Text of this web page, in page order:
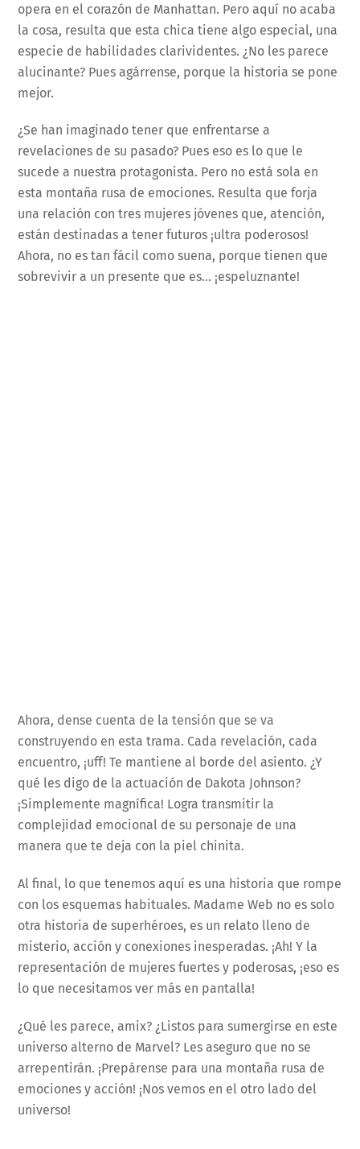
opera en el corazón de Manhattan. Pero aquí no acaba
la cosa, resulta que esta chica tiene algo especial, una
especie de habilidades clarividentes. ¿No les parece
alucinante? Pues agárrense, porque la historia se pone
mejor.
¿Se han imaginado tener que enfrentarse a
revelaciones de su pasado? Pues eso es lo que le
sucede a nuestra protagonista. Pero no está sola en
esta montaña rusa de emociones. Resulta que forja
una relación con tres mujeres jóvenes que, atención,
están destinadas a tener futuros ¡ultra poderosos!
Ahora, no es tan fácil como suena, porque tienen que
sobrevivir a un presente que es… ¡espeluznante!
Ahora, dense cuenta de la tensión que se va
construyendo en esta trama. Cada revelación, cada
encuentro, ¡uff! Te mantiene al borde del asiento. ¿Y
qué les digo de la actuación de Dakota Johnson?
¡Simplemente magnífica! Logra transmitir la
complejidad emocional de su personaje de una
manera que te deja con la piel chinita.
Al final, lo que tenemos aquí es una historia que rompe
con los esquemas habituales. Madame Web no es solo
otra historia de superhéroes, es un relato lleno de
misterio, acción y conexiones inesperadas. ¡Ah! Y la
representación de mujeres fuertes y poderosas, ¡eso es
lo que necesitamos ver más en pantalla!
¿Qué les parece, amix? ¿Listos para sumergirse en este
universo alterno de Marvel? Les aseguro que no se
arrepentirán. ¡Prepárense para una montaña rusa de
emociones y acción! ¡Nos vemos en el otro lado del
universo!